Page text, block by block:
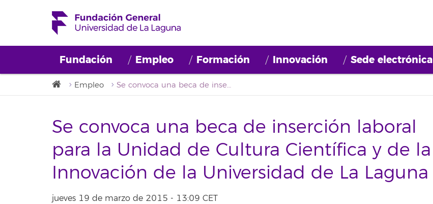
Fundación Empleo Formación Innovación Sede electrónica
Empleo Se convoca una beca de inserción laboral para la Unidad de Cultura Científica y de la Innovación de la Universidad de La Laguna
Se convoca una beca de inserción laboral
para la Unidad de Cultura Científica y de la
Innovación de la Universidad de La Laguna
jueves 19 de marzo de 2015 - 13:09 CET